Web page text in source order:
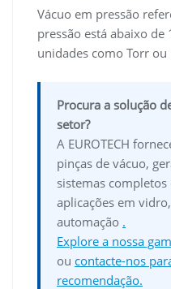
Vácuo em pressão
pressão está abaixo
unidades como Torr ou
Procura a solução
setor?
A EUROTECH
pinças de vácuo,
sistemas
aplicações em
automação .
Explore a nossa
ou contacte-nos
recomendação.